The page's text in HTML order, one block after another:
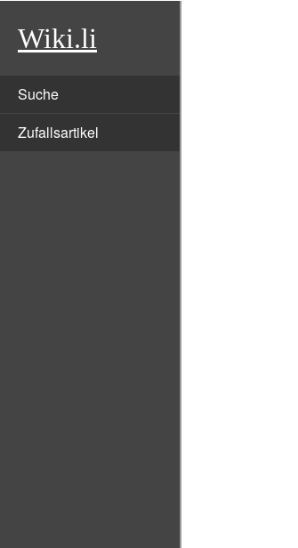
Wiki.li
Suche
Zufallsartikel